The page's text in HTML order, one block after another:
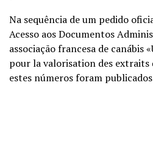
Na sequência de um pedido
Acesso aos Documentos
associação francesa de canábis
pour la valorisation des extraits
estes números foram